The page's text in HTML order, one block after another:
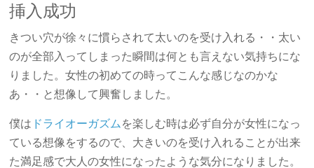
挿入成功
きつい穴が徐々に慣らされて太いのを受け入れる・・太い
のが全部入ってしまった瞬間は何とも言えない気持ちにな
りました。女性の初めての時ってこんな感じなのかな
あ・・と想像して興奮しました。
僕は ドライオーガズム を楽しむ時は必ず自分が女性になっ
ている想像をするので、大きいのを受け入れることが出来
た満足感で大人の女性になったような気分になりました。